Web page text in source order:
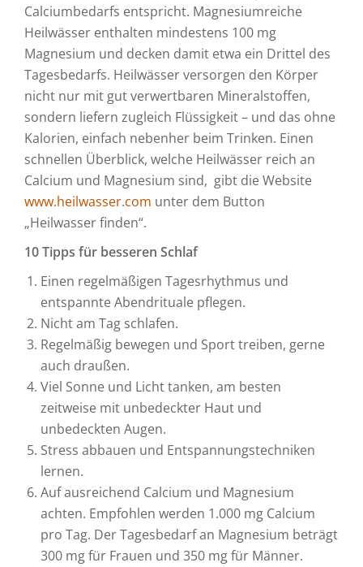
Calciumbedarfs entspricht. Magnesiumreiche
Heilwässer enthalten mindestens 100 mg
Magnesium und decken damit etwa ein Drittel des
Tagesbedarfs. Heilwässer versorgen den Körper
nicht nur mit gut verwertbaren Mineralstoffen,
sondern liefern zugleich Flüssigkeit – und das ohne
Kalorien, einfach nebenher beim Trinken. Einen
schnellen Überblick, welche Heilwässer reich an
Calcium und Magnesium sind, gibt die Website
www.heilwasser.com unter dem Button
„Heilwasser finden“.
10 Tipps für besseren Schlaf
Einen regelmäßigen Tagesrhythmus und
entspannte Abendrituale pflegen.
Nicht am Tag schlafen.
Regelmäßig bewegen und Sport treiben, gerne
auch draußen.
Viel Sonne und Licht tanken, am besten
zeitweise mit unbedeckter Haut und
unbedeckten Augen.
Stress abbauen und Entspannungstechniken
lernen.
Auf ausreichend Calcium und Magnesium
achten. Empfohlen werden 1.000 mg Calcium
pro Tag. Der Tagesbedarf an Magnesium beträgt
300 mg für Frauen und 350 mg für Männer.